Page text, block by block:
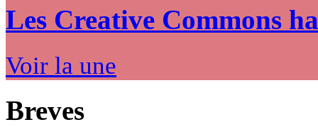
Les Creative Commons
Voir la une
Breves